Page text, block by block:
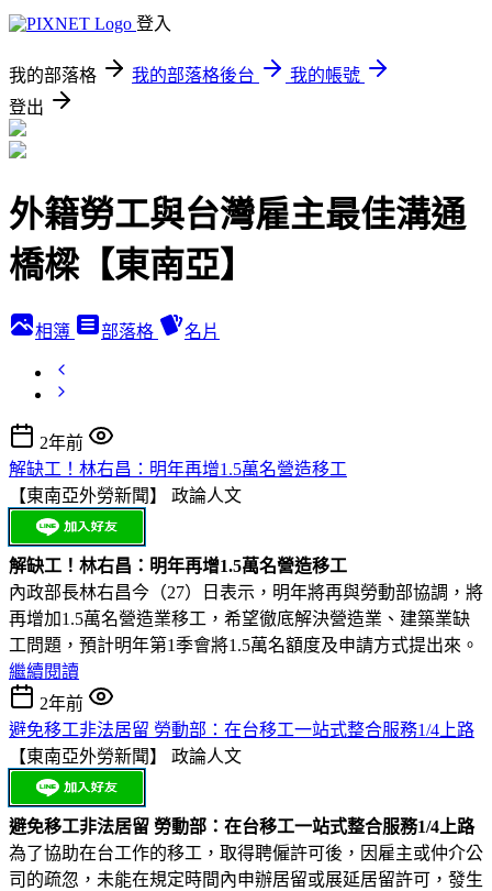
登入
我的部落格 我的部落格後台
我的帳號
登出
外籍勞工與台灣雇主最佳溝通
橋樑【東南亞】
相簿 部落格 名片
2年前
解缺工！林右昌：明年再增1.5萬名營造移工
【東南亞外勞新聞】 政論人文
解缺工！林右昌：明年再增1.5萬名營造移工
內政部長林右昌今（27）日表示，明年將再與勞動部協調，將
再增加1.5萬名營造業移工，希望徹底解決營造業、建築業缺
工問題，預計明年第1季會將1.5萬名額度及申請方式提出來。
繼續閱讀
2年前
避免移工非法居留 勞動部：在台移工一站式整合服務1/4上路
【東南亞外勞新聞】 政論人文
避免移工非法居留 勞動部：在台移工一站式整合服務1/4上路
為了協助在台工作的移工，取得聘僱許可後，因雇主或仲介公
司的疏忽，未能在規定時間內申辦居留或展延居留許可，發生